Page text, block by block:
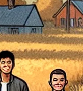
Fiesta
Ford Focus 1
Focus 2
Ford Focus MK3
Ford Mondeo MK3
Ford Mondeo MK4
Ford Transit
C Class W203